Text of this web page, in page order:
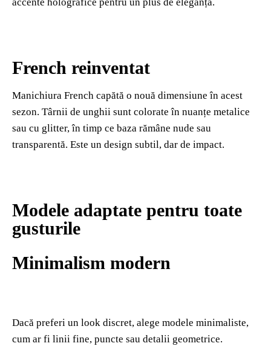
French reinventat
Manichiura French capătă o nouă dimensiune în acest
sezon. Târnii de unghii sunt colorate în nuanțe metalice
sau cu glitter, în timp ce baza rămâne nude sau
transparentă. Este un design subtil, dar de impact.
Modele adaptate pentru toate
gusturile
Minimalism modern
Dacă preferi un look discret, alege modele minimaliste,
cum ar fi linii fine, puncte sau detalii geometrice.